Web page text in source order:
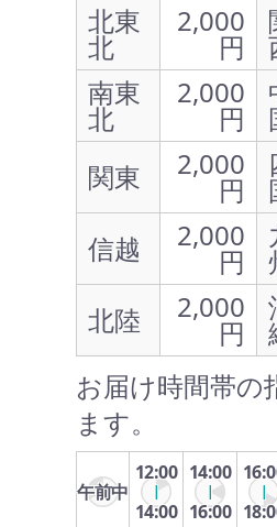
北東
北
2,000
円
南東
北
2,000
円
関東
2,000
円
信越
2,000
円
北陸
2,000
円
お届け時間帯の
ます。
午前中
12:00
14:00
14:00
16:00